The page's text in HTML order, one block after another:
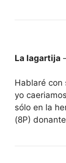
La lagartija
Hablaré con
yo
sólo en la
(8P)